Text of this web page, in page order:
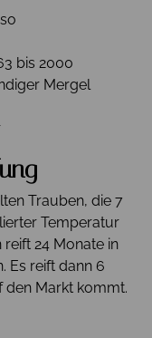
bis 2000
Mergel
Trauben, die 7
Temperatur
reift 24 Monate in
Es reift dann 6
den Markt kommt.